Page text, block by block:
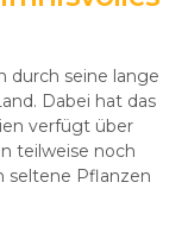
durch seine lange
Dabei hat das
verfügt über
teilweise noch
seltene Pflanzen